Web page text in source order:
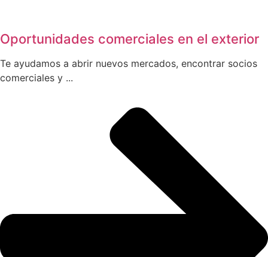
Oportunidades comerciales en el exterior
Te ayudamos a abrir nuevos mercados, encontrar socios
comerciales y ...